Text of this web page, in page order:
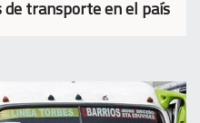
transporte en el país